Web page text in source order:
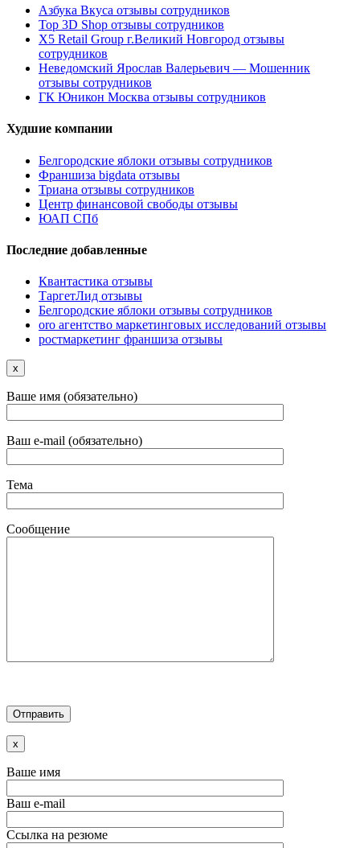
Азбука Вкуса отзывы сотрудников
Top 3D Shop отзывы сотрудников
X5 Retail Group г.Великий Новгород отзывы
сотрудников
Неведомский Ярослав Валерьевич — Мошенник
отзывы сотрудников
ГК Юникон Москва отзывы сотрудников
Худшие компании
Белгородские яблоки отзывы сотрудников
Франшиза bigdata отзывы
Триана отзывы сотрудников
Центр финансовой свободы отзывы
ЮАП СПб
Последние добавленные
Квантастика отзывы
ТаргетЛид отзывы
Белгородские яблоки отзывы сотрудников
oro агентство маркетинговых исследований отзывы
ростмаркетинг франшиза отзывы
x
Ваше имя (обязательно)
Ваш e-mail (обязательно)
Тема
Сообщение
x
Ваше имя
Ваш e-mail
Ссылка на резюме